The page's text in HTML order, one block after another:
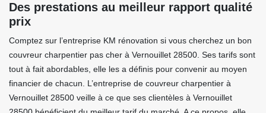
Des prestations au meilleur rapport qualité
prix
Comptez sur l’entreprise KM rénovation si vous cherchez un bon
couvreur charpentier pas cher à Vernouillet 28500. Ses tarifs sont
tout à fait abordables, elle les a définis pour convenir au moyen
financier de chacun. L’entreprise de couvreur charpentier à
Vernouillet 28500 veille à ce que ses clientèles à Vernouillet